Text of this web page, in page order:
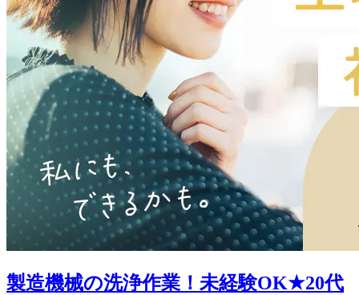
製造機械の洗浄作業！未経験OK★20代